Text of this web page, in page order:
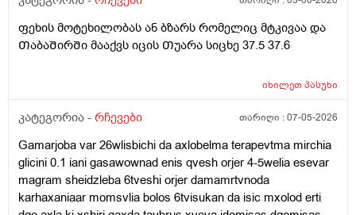
ტრუსსზე საჯდომის ადგილას განავლის რაგაცები იყო
Თხლად ესევარ ბავᲨობიდან რავი და ესე მარტო
მემარᲗება დავიჯერო ? ანრატოხდება ესე და ამ
მოკლედ რატოხდება ესე ან როგორ მოვიქცე ეს 3-4
კვირა და რაგავაკეᲗო მიᲗხარიᲗ (ბიᲭი ვარ )
ფეხის მოტეხილობას ან ბზარს რომელიც მტკივაა და
ᲗაბაᲨირᲨი მააქვს იცის Თუარა სიცხე 37.5 37.6
იხილეთპასუხი
კატეგორია - რჩევები თარიღი :07-05-2026
Gamarjoba var 26wlisbichi da axlobelma terapevtma mirchia
glicini 0.1 iani gasawownad enis qvesh orjer 4-5welia esevar
magram sheidzleba 6tveshi orjer damamrtvnoda
karhaxaniaar momsvlia bolos 6tvisukan da isic mxolod erti